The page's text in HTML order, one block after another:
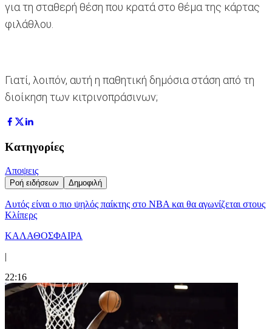
για τη σταθερή θέση που κρατά στο θέμα της κάρτας
φιλάθλου.
Γιατί, λοιπόν, αυτή η παθητική δημόσια στάση από τη
διοίκηση των κιτρινοπράσινων;
Κατηγορίες
Αποψεις
Ροή ειδήσεων Δημοφιλή
Αυτός είναι ο πιο ψηλός παίκτης στο NBA και θα αγωνίζεται στους
Κλίπερς
ΚΑΛΑΘΟΣΦΑΙΡΑ
|
22:16